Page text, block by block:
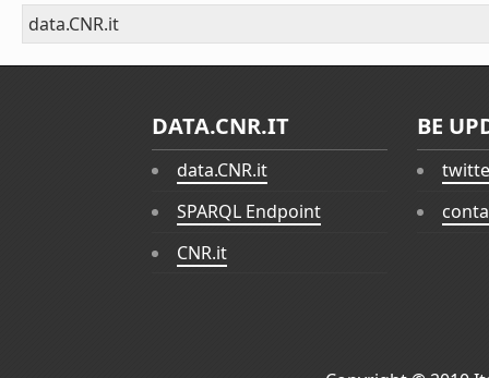
data.CNR.it
DATA.CNR.IT
data.CNR.it
SPARQL Endpoint
CNR.it
BE